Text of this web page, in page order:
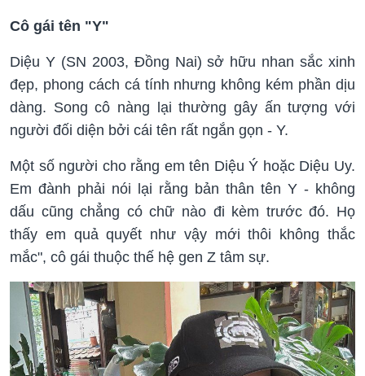
Cô gái tên "Y"
Diệu Y (SN 2003, Đồng Nai) sở hữu nhan sắc xinh
đẹp, phong cách cá tính nhưng không kém phần dịu
dàng. Song cô nàng lại thường gây ấn tượng với
người đối diện bởi cái tên rất ngắn gọn - Y.
Một số người cho rằng em tên Diệu Ý hoặc Diệu Uy.
Em đành phải nói lại rằng bản thân tên Y - không
dấu cũng chẳng có chữ nào đi kèm trước đó. Họ
thấy em quả quyết như vậy mới thôi không thắc
mắc", cô gái thuộc thế hệ gen Z tâm sự.